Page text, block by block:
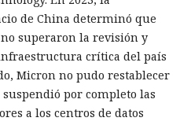
de China determinó que
superaron la revisión y
crítica del país
Micron no pudo restablecer
suspendió por completo las
a los centros de datos
los últimos años — ataque a
de cargos de fraude
de datos personales
del estado de
el 27 de octubre; la